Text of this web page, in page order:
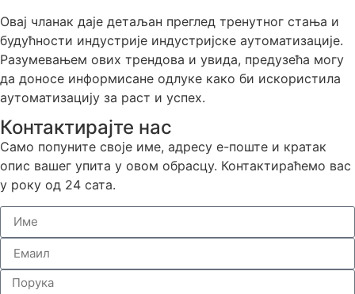
Овај чланак даје детаљан преглед тренутног стања и
будућности индустрије индустријске аутоматизације.
Разумевањем ових трендова и увида, предузећа могу
да доносе информисане одлуке како би искористила
аутоматизацију за раст и успех.
Контактирајте нас
Само попуните своје име, адресу е-поште и кратак
опис вашег упита у овом обрасцу. Контактираћемо вас
у року од 24 сата.